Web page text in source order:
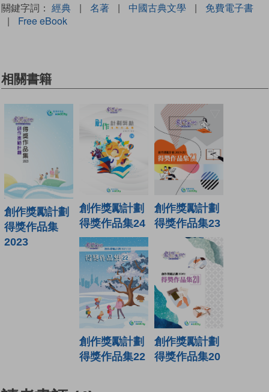
關鍵字詞： 經典 | 名著 | 中國古典文學 |
免費電子書
|
Free eBook
相關書籍
創作獎勵計劃
得獎作品集
2023
創作獎勵計劃
得獎作品集24
創作獎勵計劃
得獎作品集23
創作獎勵計劃
得獎作品集22
創作獎勵計劃
得獎作品集20